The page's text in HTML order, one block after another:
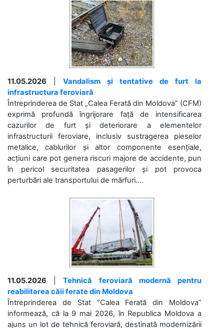
11.05.2026
Vandalism și tentative de furt la
infrastructura feroviară
Întreprinderea de Stat „Calea Ferată din Moldova” (CFM)
exprimă profundă îngrijorare față de intensificarea
cazurilor de furt și deteriorare a elementelor
infrastructurii feroviare, inclusiv sustragerea pieselor
metalice, cablurilor și altor componente esențiale,
acțiuni care pot genera riscuri majore de accidente, pun
în pericol securitatea pasagerilor și pot provoca
perturbări ale transportului de mărfuri....
11.05.2026 |Tehnică feroviară modernă pentru
reabilitarea căii ferate din Moldova
Întreprinderea de Stat “Calea Ferată din Moldova”
informează, că la 9 mai 2026, în Republica Moldova a
ajuns un lot de tehnică feroviară, destinată modernizării